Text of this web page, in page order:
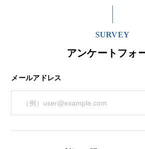
SURVEY
アンケートフォ
メールアドレス